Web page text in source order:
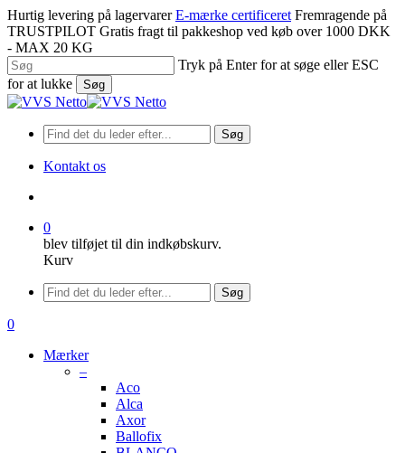
Spring
til
hovedindhold
Hurtig levering på lagervarer E-mærke certificeret Fremragende på
TRUSTPILOT Gratis fragt til pakkeshop ved køb over 1000 DKK
- MAX 20 KG
Tryk på Enter for at søge eller ESC
for at lukke
Søg
Luk
Søg
Kontakt os
0
blev tilføjet til din indkøbskurv.
Kurv
Menu
Søg
søge
0
Mærker
–
Aco
Alca
Axor
Ballofix